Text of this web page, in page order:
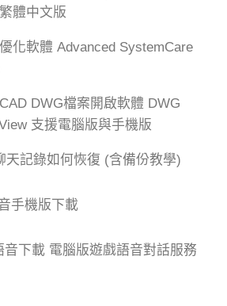
體中文版
化軟體 Advanced SystemCare
DWG檔案開啟軟體 DWG
支援電腦版與手機版
天記錄如何恢復 (含備份教學)
手機版下載
音下載 電腦版遊戲語音對話服務